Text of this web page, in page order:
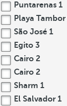
Puntarenas 1
Playa Tambor
São José 1
Egito 3
Cairo 2
Cairo 2
Sharm 1
El Salvador 1